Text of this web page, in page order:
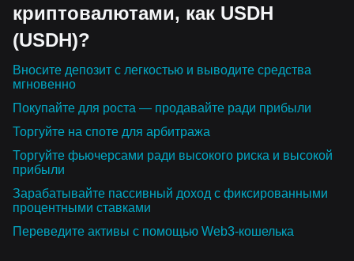
криптовалютами, как USDH
(USDH)?
Вносите депозит с легкостью и выводите средства
мгновенно
Покупайте для роста — продавайте ради прибыли
Торгуйте на споте для арбитража
Торгуйте фьючерсами ради высокого риска и высокой
прибыли
Зарабатывайте пассивный доход с фиксированными
процентными ставками
Переведите активы с помощью Web3-кошелька